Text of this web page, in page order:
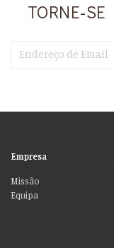
TORNE-
Empresa
Missão
Equipa